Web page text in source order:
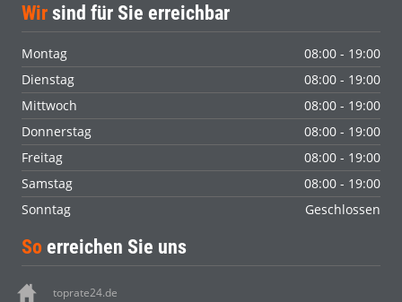
Wir sind für Sie erreichbar
Montag
08:00 - 19:00
Dienstag
08:00 - 19:00
Mittwoch
08:00 - 19:00
Donnerstag
08:00 - 19:00
Freitag
08:00 - 19:00
Samstag
08:00 - 19:00
Sonntag
Geschlossen
So erreichen Sie uns
toprate24.de